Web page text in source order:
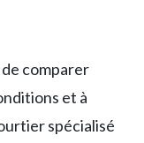
comparer
et à
spécialisé